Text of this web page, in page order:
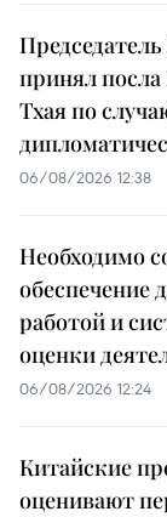
принял
Тхая по
06/08/2026 12:38
Необходимо
обеспечение
работой и
оценки
06/08/2026 12:24
Китайские
оценивают